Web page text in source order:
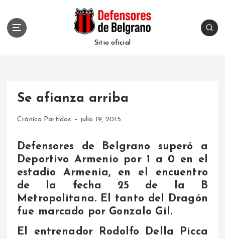
Sitio oficial
Se afianza arriba
Crónica Partidos julio 19, 2015
Defensores de Belgrano superó a
Deportivo Armenio por 1 a 0 en el
estadio Armenia, en el encuentro
de la fecha 25 de la B
Metropolitana. El tanto del Dragón
fue marcado por Gonzalo Gil.
El entrenador Rodolfo Della Picca